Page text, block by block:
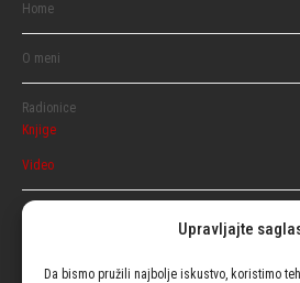
Upravljajte
Da bismo pružili najbolje iskustvo, koristimo
Home
O meni
Radionice
Knjige
Video
Razgovaraj
Muški